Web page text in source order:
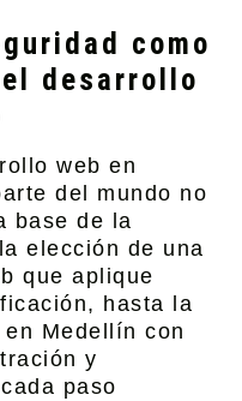
como
desarrollo
web en
del mundo no
base de la
elección de una
que aplique
hasta la
Medellín con
y
paso